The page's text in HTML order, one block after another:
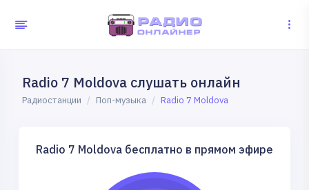
Radio 7 Moldova слушать онлайн
Радиостанции Поп-музыка Radio 7 Moldova
Radio 7 Moldova бесплатно в прямом эфире